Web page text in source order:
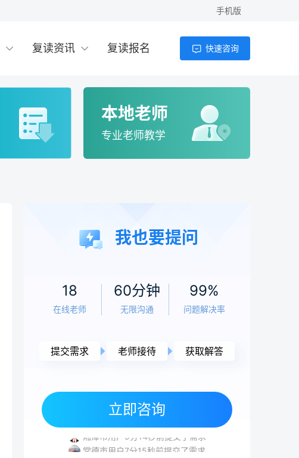
手机版
复读资讯 复读报名 快速咨询
本地老师
专业老师教学
我也要提问
18
在线老师
60分钟
无限沟通
99%
问题解决率
提交需求 老师接待 获取解答
立即咨询
长沙市用户6分24秒前提交了需求
常德市用户5分37秒前提交了需求
湘潭市用户9分14秒前提交了需求
常德市用户7分15秒前提交了需求
2026年高考300分以下能上什么学校？专
4小时前
高考200多分能上什么学校？2026年低分考
分考生出路与复读分析
高考复读感受：真实经历与科学应对指南
（2026年）
老师
5小时前
5小时前
高考落榜要不要复读？2026年复读决策全面
分析与规划指南